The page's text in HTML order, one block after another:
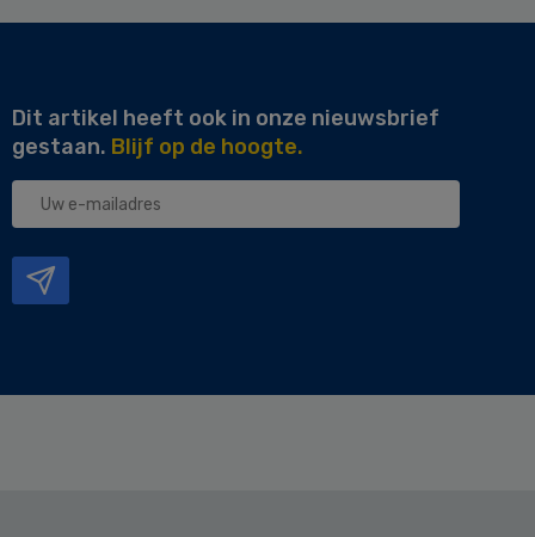
Dit artikel heeft ook in onze nieuwsbrief
gestaan. Blijf op de hoogte.
Uw